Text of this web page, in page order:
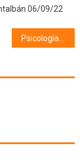
06/09/22